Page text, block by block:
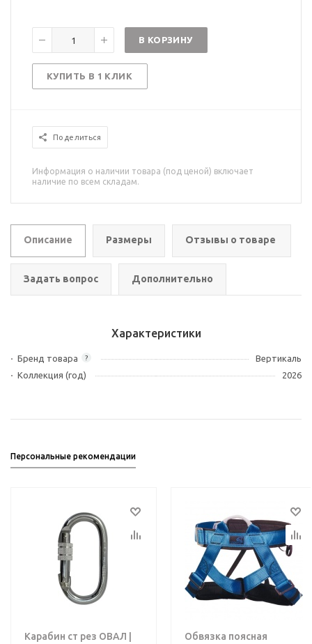
В КОРЗИНУ
КУПИТЬ В 1 КЛИК
Поделиться
Информация о наличии товара (под ценой) включает
наличие по всем складам.
Описание Размеры Отзывы о товаре
Задать вопрос Дополнительно
Характеристики
?
Бренд товара
Вертикаль
Коллекция (год)
2026
Персональные рекомендации
Карабин ст рез ОВАЛ |
Обвязка поясная